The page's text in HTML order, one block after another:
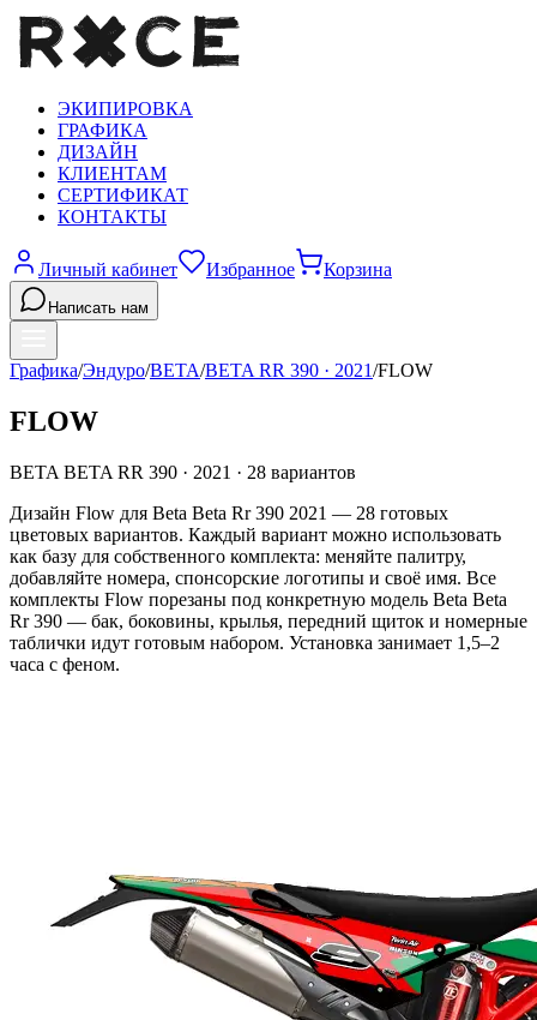
ЭКИПИРОВКА
ГРАФИКА
ДИЗАЙН
КЛИЕНТАМ
СЕРТИФИКАТ
КОНТАКТЫ
Личный кабинет Избранное Корзина
Написать нам
Графика/Эндуро/BETA/BETA RR 390 · 2021/FLOW
FLOW
BETA BETA RR 390 · 2021 · 28 вариантов
Дизайн Flow для Beta Beta Rr 390 2021 — 28 готовых
цветовых вариантов. Каждый вариант можно использовать
как базу для собственного комплекта: меняйте палитру,
добавляйте номера, спонсорские логотипы и своё имя. Все
комплекты Flow порезаны под конкретную модель Beta Beta
Rr 390 — бак, боковины, крылья, передний щиток и номерные
таблички идут готовым набором. Установка занимает 1,5–2
часа с феном.